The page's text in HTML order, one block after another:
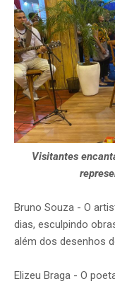
Visitantes
Bruno Souza - O
dias, esculpindo
além dos desenhos
Elizeu Braga - O